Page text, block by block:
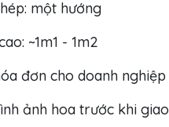
một hướng
~1m1 - 1m2
đơn cho doanh nghiệp
ảnh hoa trước khi giao